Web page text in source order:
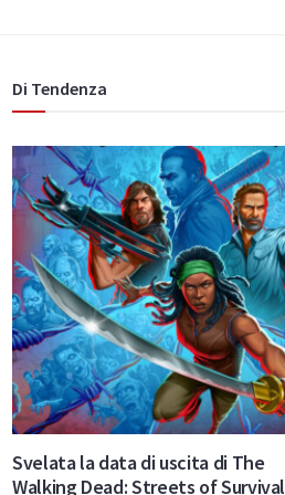
Di Tendenza
Svelata la data di uscita di The
Walking Dead: Streets of Survival